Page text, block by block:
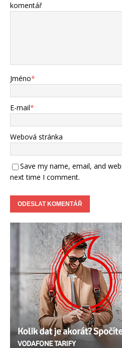
komentář
Jméno*
E-mail*
Webová stránka
Save my name, email, and
next time I comment.